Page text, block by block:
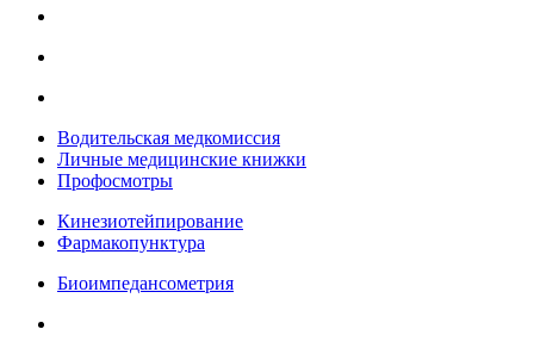
Водительская медкомиссия
Личные медицинские книжки
Профосмотры
Кинезиотейпирование
Фармакопунктура
Биоимпедансометрия